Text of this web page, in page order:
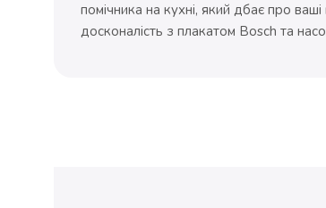
помічника на кухні, який дбає про
досконалість з плакатом Bosch та